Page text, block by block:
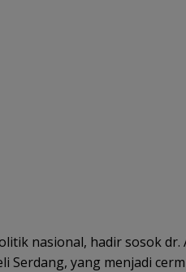
nasional, hadir sosok dr.
Serdang, yang menjadi